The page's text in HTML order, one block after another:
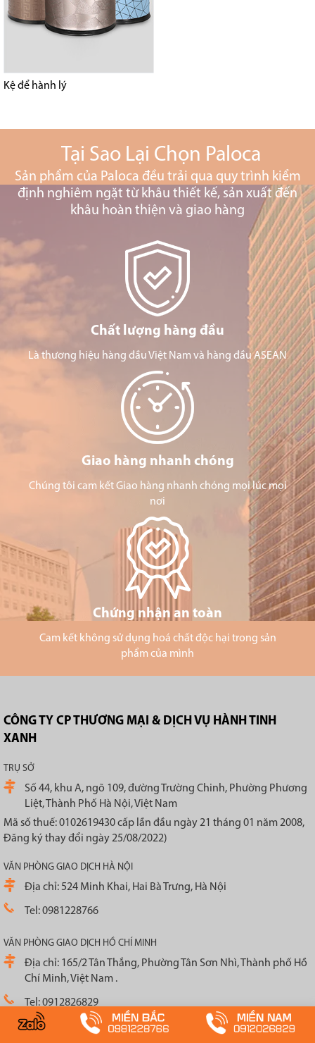
Kệ để hành lý
Tại Sao Lại Chọn Paloca
Sản phẩm của Paloca đều trải qua quy trình kiểm
định nghiêm ngặt từ khâu thiết kế, sản xuất đến
khâu hoàn thiện và giao hàng
Chất lượng hàng đầu
Là thương hiệu hàng đầu Việt Nam và hàng đầu ASEAN
Giao hàng nhanh chóng
Chúng tôi cam kết Giao hàng nhanh chóng mọi lúc mọi
nơi
Chứng nhận an toàn
Cam kết không sử dụng hoá chất độc hại trong sản
phẩm của mình
CÔNG TY CP THƯƠNG MẠI & DỊCH VỤ HÀNH TINH
XANH
TRỤ SỞ
Số 44, khu A, ngõ 109, đường Trường Chinh, Phường Phương
Liệt, Thành Phố Hà Nội, Việt Nam
Mã số thuế: 0102619430 cấp lần đầu ngày 21 tháng 01 năm 2008,
Đăng ký thay đổi ngày 25/08/2022)
VĂN PHÒNG GIAO DỊCH HÀ NỘI
Địa chỉ: 524 Minh Khai, Hai Bà Trưng, Hà Nội
Tel: 0981228766
VĂN PHÒNG GIAO DỊCH HỒ CHÍ MINH
Địa chỉ: 165/2 Tân Thắng, Phường Tân Sơn Nhì, Thành phố Hồ
Chí Minh, Việt Nam .
Tel: 0912826829
VỀ CHÚNG TÔI